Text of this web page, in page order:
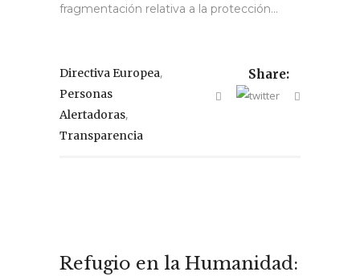
fragmentación relativa a la protección...
Directiva Europea,
Personas
Alertadoras,
Transparencia
Share:
Refugio en la Humanidad: